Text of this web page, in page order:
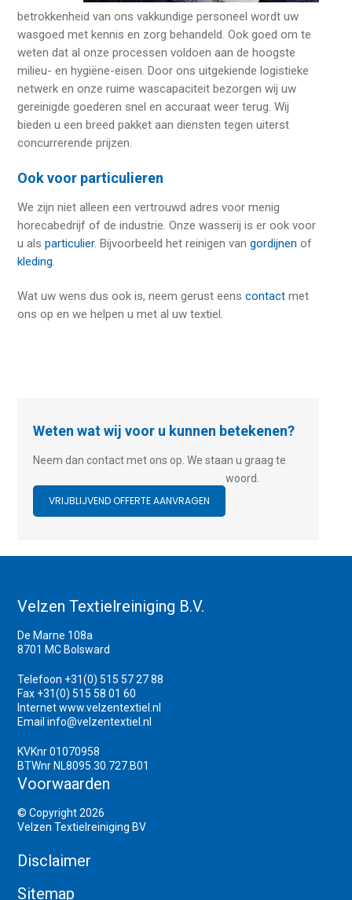
betrokkenheid van ons vakkundige personeel wordt uw
wasgoed met kennis en zorg behandeld. Ook goed om te
weten dat al onze processen voldoen aan de hoogste
milieu- en hygiëne-eisen. Door ons uitgekiende logistieke
netwerk en onze ruime wascapaciteit bezorgen wij uw
gereinigde goederen snel en accuraat weer terug. Wij
bieden u een breed pakket aan diensten tegen uiterst
concurrerende prijzen.
Ook voor particulieren
We zijn niet alleen een vertrouwd adres voor menig
horecabedrijf of de industrie. Onze wasserij is er ook voor
u alsparticulier. Bijvoorbeeld het reinigen vangordijnen of
kleding.
Wat uw wens dus ook is, neem gerust eenscontact met
ons op en we helpen u met al uw textiel.
Weten wat wij voor u kunnen betekenen?
Neem dan contact met ons op. We staan u graag te
woord.
VRIJBLIJVEND OFFERTE AANVRAGEN
Velzen Textielreiniging B.V.
De Marne 108a
8701 MC Bolsward
Telefoon +31(0) 515 57 27 88
Fax +31(0) 515 58 01 60
Internetwww.velzentextiel.nl
Emailinfo@velzentextiel.nl
KVKnr 01070958
BTWnr NL8095.30.727.B01
Voorwaarden
© Copyright 2026
Velzen Textielreiniging BV
Disclaimer
Sitemap